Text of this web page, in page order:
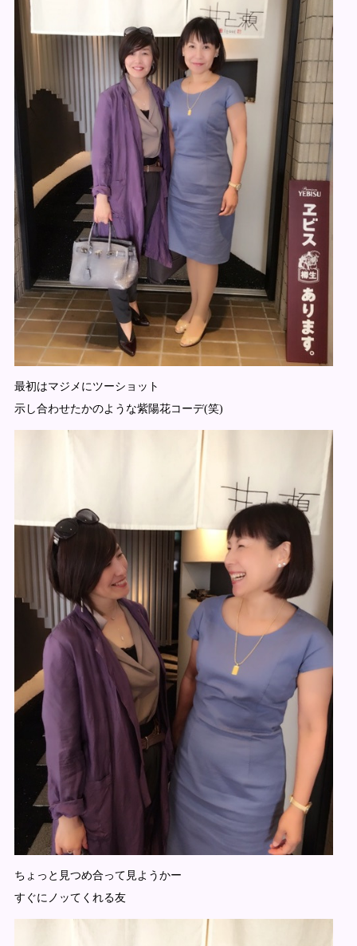
最初はマジメにツーショット
示し合わせたかのような紫陽花コーデ(笑)
ちょっと見つめ合って見ようかー
すぐにノッてくれる友